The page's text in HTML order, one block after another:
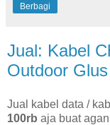
Berbagi
Jual: Kabel
Outdoor
Jual kabel data /
100rb aja buat